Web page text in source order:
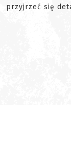
przyjrzeć się